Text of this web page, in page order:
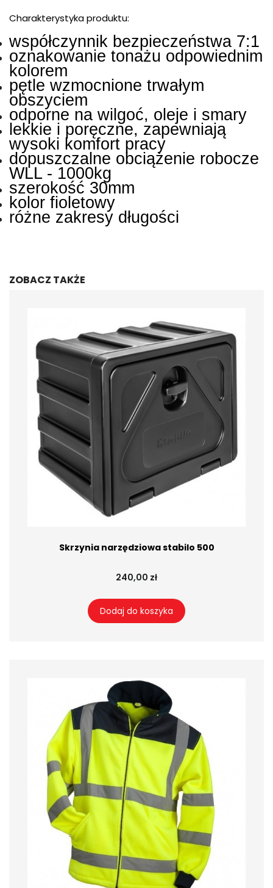
Charakterystyka produktu:
współczynnik bezpieczeństwa 7:1
oznakowanie tonażu odpowiednim
kolorem
pętle wzmocnione trwałym
obszyciem
odporne na wilgoć, oleje i smary
lekkie i poręczne, zapewniają
wysoki komfort pracy
dopuszczalne obciążenie robocze
WLL - 1000kg
szerokość 30mm
kolor fioletowy
różne zakresy długości
ZOBACZ TAKŻE
Skrzynia narzędziowa stabilo 500
240,00 zł
Dodaj do koszyka